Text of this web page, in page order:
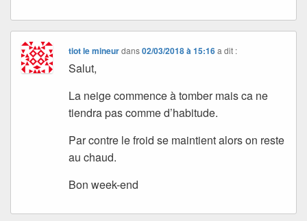
tiot le mineurdans02/03/2018 à 15:16 a dit :
Salut,
La neige commence à tomber mais ca ne
tiendra pas comme d’habitude.
Par contre le froid se maintient alors on reste
au chaud.
Bon week-end